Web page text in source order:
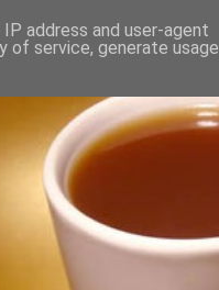
address and user-agent
of service, generate usage